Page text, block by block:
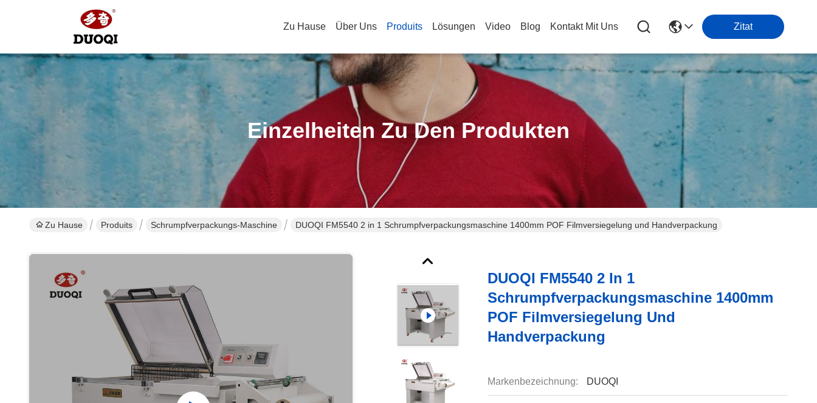
Zu Hause Über Uns Produits Lösungen Video Blog Kontakt Mit Uns Zitat
Einzelheiten Zu Den Produkten
Zu Hause Produits Schrumpfverpackungs-Maschine DUOQI FM5540 2 in 1 Schrumpfverpackungsmaschine 1400mm POF Filmversiegelung und Handverpackung
DUOQI FM5540 2 In 1
Schrumpfverpackungsmaschine 1400mm
POF Filmversiegelung Und
Handverpackung
Markenbezeichnung: DUOQI